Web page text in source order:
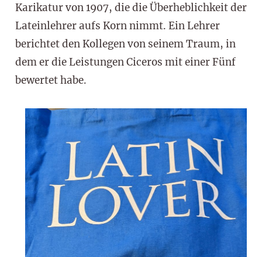
Karikatur von 1907, die die Überheblichkeit der
Lateinlehrer aufs Korn nimmt. Ein Lehrer
berichtet den Kollegen von seinem Traum, in
dem er die Leistungen Ciceros mit einer Fünf
bewertet habe.